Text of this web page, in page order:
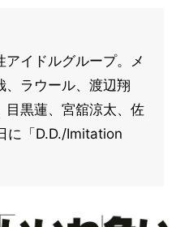
イドルグループ。メ
、ラウール、渡辺翔
目黒蓮、宮舘涼太、佐
に「D.D./Imitation